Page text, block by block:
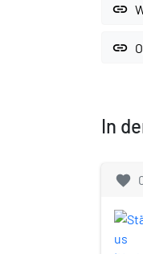
link
link
In
favorite